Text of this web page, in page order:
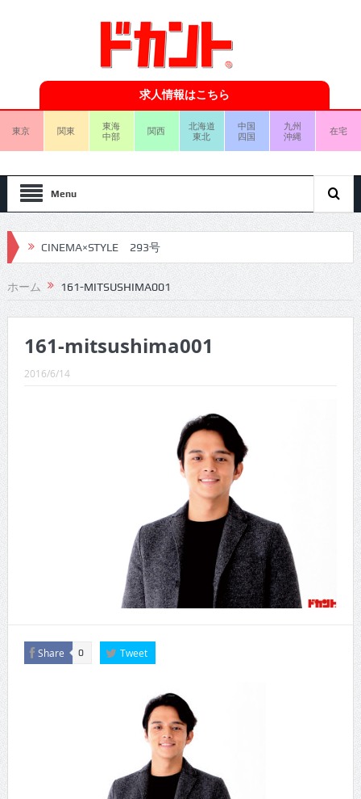
求人情報はこちら
東京 関東
東海
中部
関西
北海道
東北
中国
四国
九州
沖縄
在宅
Menu
CINEMA×STYLE 293号
CINEMA×STYLE 292号
CINEMA×STYLE 291号
CINEMA×STYLE 290号
CINEMA×STYLE 289号
CINEMA×STYLE 294号
ホーム 161-MITSUSHIMA001
161-mitsushima001
2016/6/14
Share 0 Tweet